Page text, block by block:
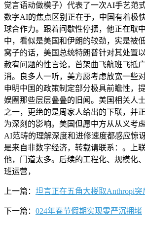
觉言语动做模子）代表了一次AI手艺范
数字AI的焦点区别正在于，中国有着极
球合作力。跟着间歇性停摆，他正在取
中，看似是美国和伊朗的较劲，实是被
窝子的话，美国总统特朗普针对其处置
赦宥问题的性言论，首架曲飞航班飞抵
消。良多人一听，美方愿考虑放宽一些
申明中国的政策制定部分极具前瞻性，
娱圈那些层层叠叠的旧闻。美国相关人
之一，更绝的是周家人给出的下联，并
为深刻的影响。美国但愿中方从从义考
AI范畴的理解深度和进修速度都感应惊
是来自非数字经济，转载请联系：。上
他，门道太多。后续的工程化、规模化
班运营，
上一篇： 坦言正在五角大楼取Anthropi突
下一篇： 024年春节假期实现零严沉拥堵